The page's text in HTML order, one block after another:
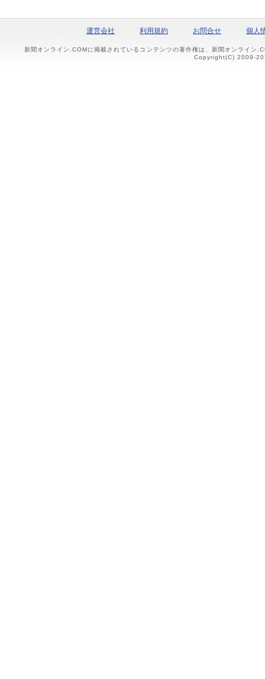
運営会社 利用規約 お問合せ 個人
新聞オンライン.COMに掲載されているコンテンツの著作権は、新聞オンライン
Copyright(C) 2009-